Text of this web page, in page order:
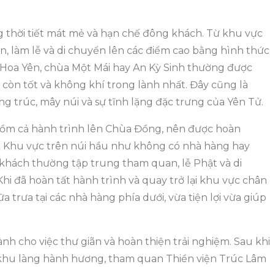
tiết mát mẻ và hạn chế đông khách. Từ khu vực
làm lễ và di chuyển lên các điểm cao bằng hình thức
Yên, chùa Một Mái hay An Kỳ Sinh thường được
tốt và không khí trong lành nhất. Đây cũng là
trúc, mây núi và sự tĩnh lặng đặc trưng của Yên Tử.
cả hành trình lên Chùa Đồng, nên được hoàn
vực trên núi hầu như không có nhà hàng hay
thường tập trung tham quan, lễ Phật và di
đã hoàn tất hành trình và quay trở lại khu vực chân
trưa tại các nhà hàng phía dưới, vừa tiện lợi vừa giúp
cho việc thư giãn và hoàn thiện trải nghiệm. Sau khi
làng hành hương, tham quan Thiền viện Trúc Lâm